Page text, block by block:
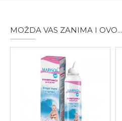
MOŽDA VAS ZANIMA I OVO...